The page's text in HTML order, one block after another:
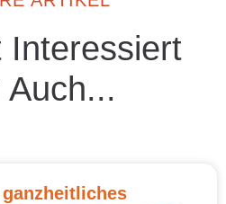
Interessiert
Auch...